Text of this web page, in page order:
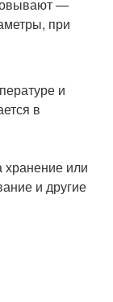
—
при
и
в
или
и другие